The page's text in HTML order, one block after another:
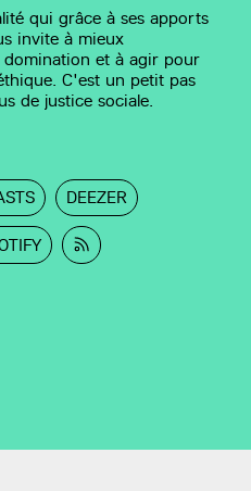
qui grâce à ses apports
invite à mieux
domination et à agir pour
C'est un petit pas
de justice sociale.
DEEZER